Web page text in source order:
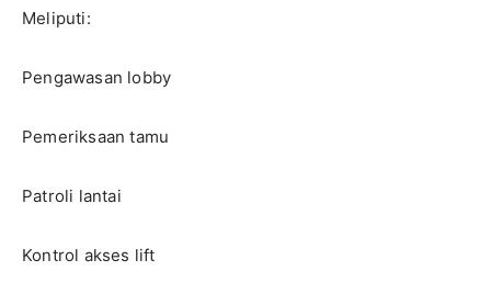
Meliputi:
Pengawasan lobby
Pemeriksaan tamu
Patroli lantai
Kontrol akses lift